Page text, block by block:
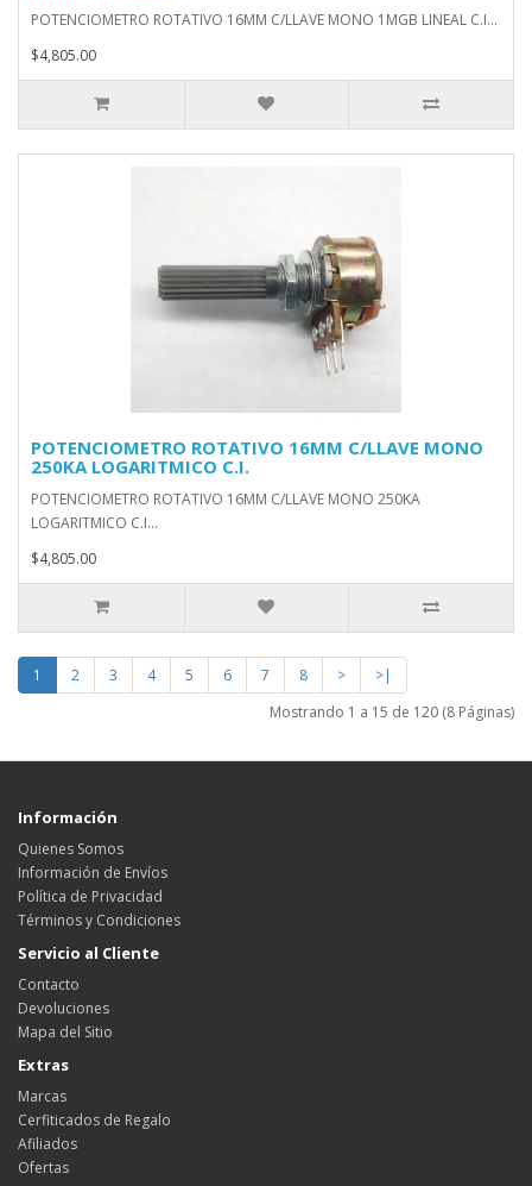
POTENCIOMETRO ROTATIVO 16MM C/LLAVE MONO 1MGB LINEAL C.I...
$4,805.00
POTENCIOMETRO ROTATIVO 16MM C/LLAVE MONO
250KA LOGARITMICO C.I.
POTENCIOMETRO ROTATIVO 16MM C/LLAVE MONO 250KA
LOGARITMICO C.I...
$4,805.00
1 2 3 4 5 6 7 8 >
>|
Mostrando 1 a 15 de 120 (8 Páginas)
Información
Quienes Somos
Información de Envíos
Política de Privacidad
Términos y Condiciones
Servicio al Cliente
Contacto
Devoluciones
Mapa del Sitio
Extras
Marcas
Cerfiticados de Regalo
Afiliados
Ofertas